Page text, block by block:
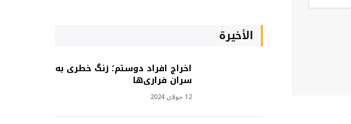
الأخيرة
اخراج افراد دوستم؛ زنگ خطری به
سران فراری‌ها
12 جولای 2024